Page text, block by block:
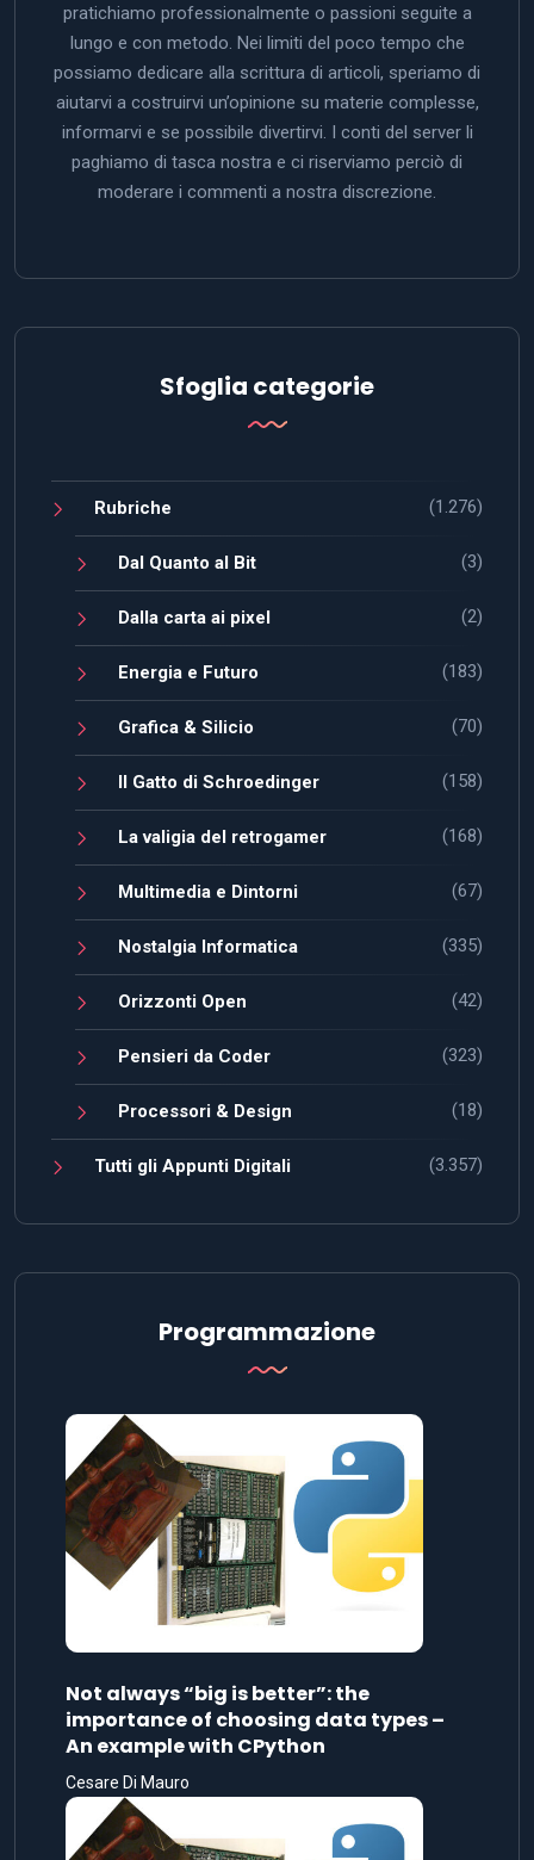
pratichiamo professionalmente o passioni seguite a
lungo e con metodo. Nei limiti del poco tempo che
possiamo dedicare alla scrittura di articoli, speriamo di
aiutarvi a costruirvi un’opinione su materie complesse,
informarvi e se possibile divertirvi. I conti del server li
paghiamo di tasca nostra e ci riserviamo perciò di
moderare i commenti a nostra discrezione.
Sfoglia categorie
Rubriche (1.276)
Dal Quanto al Bit (3)
Dalla carta ai pixel (2)
Energia e Futuro (183)
Grafica & Silicio (70)
Il Gatto di Schroedinger (158)
La valigia del retrogamer (168)
Multimedia e Dintorni (67)
Nostalgia Informatica (335)
Orizzonti Open (42)
Pensieri da Coder (323)
Processori & Design (18)
Tutti gli Appunti Digitali (3.357)
Programmazione
Not always “big is better”: the
importance of choosing data types –
An example with CPython
Cesare Di Mauro